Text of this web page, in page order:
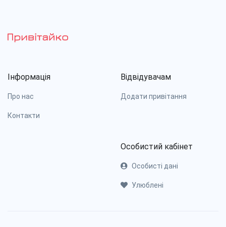
Інформація
Про нас
Контакти
Відвідувачам
Додати привітання
Особистий кабінет
Особисті дані
Улюблені